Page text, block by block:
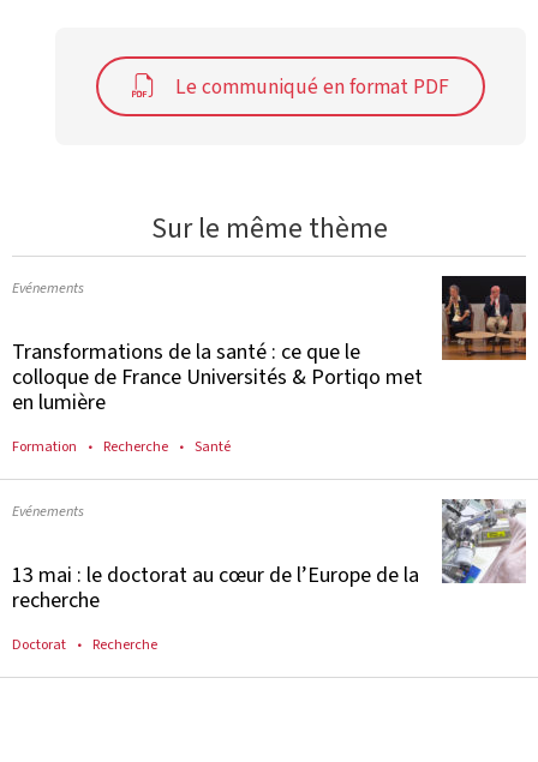
Le communiqué en format PDF
Sur le même thème
Evénements
Transformations de la santé : ce que le
colloque de France Universités & Portiqo met
en lumière
Formation Recherche Santé
Evénements
13 mai : le doctorat au cœur de l’Europe de la
recherche
Doctorat Recherche